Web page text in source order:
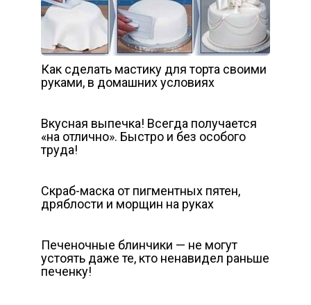
Как сделать мастику для торта своими
руками, в домашних условиях
Вкусная выпечка! Всегда получается
«на отлично». Быстро и без особого
труда!
Скраб-маска от пигментных пятен,
дряблости и морщин на руках
Печеночные блинчики — не могут
устоять даже те, кто ненавидел раньше
печенку!